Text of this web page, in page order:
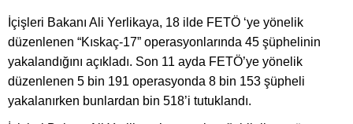
İçişleri Bakanı Ali Yerlikaya, 18 ilde FETÖ ‘ye yönelik
düzenlenen “Kıskaç-17” operasyonlarında 45 şüphelinin
yakalandığını açıkladı. Son 11 ayda FETÖ’ye yönelik
düzenlenen 5 bin 191 operasyonda 8 bin 153 şüpheli
yakalanırken bunlardan bin 518’i tutuklandı.